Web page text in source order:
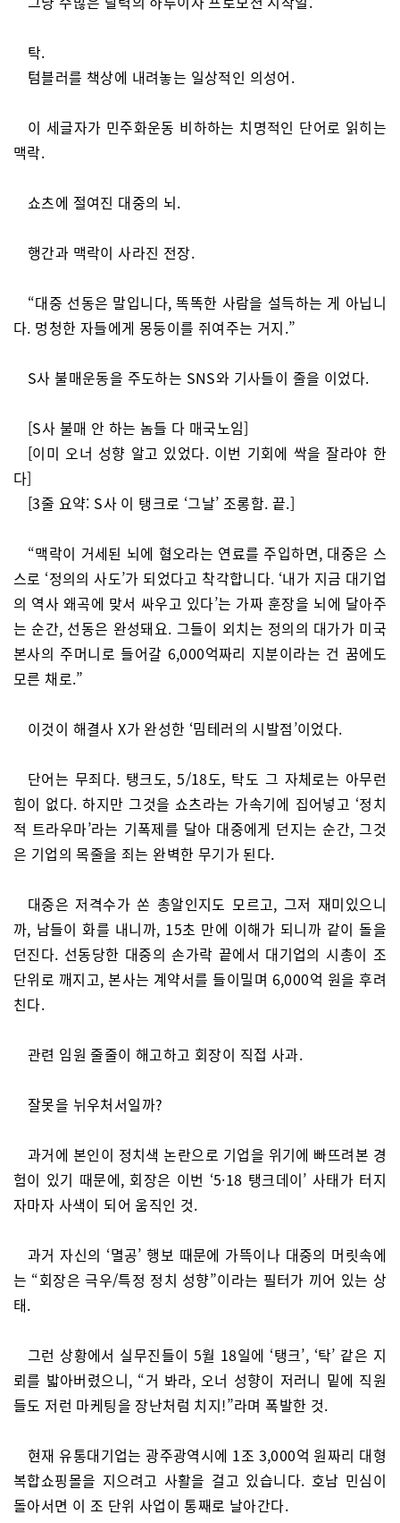
탁.
텀블러를 책상에 내려놓는 일상적인 의성어.
이 세글자가 민주화운동 비하하는 치명적인 단어로 읽히는
맥락.
쇼츠에 절여진 대중의 뇌.
행간과 맥락이 사라진 전장.
“대중 선동은 말입니다, 똑똑한 사람을 설득하는 게 아닙니
다. 멍청한 자들에게 몽둥이를 쥐여주는 거지.”
S사 불매운동을 주도하는 SNS와 기사들이 줄을 이었다.
[S사 불매 안 하는 놈들 다 매국노임]
[이미 오너 성향 알고 있었다. 이번 기회에 싹을 잘라야 한
다]
[3줄 요약: S사 이 탱크로 ‘그날’ 조롱함. 끝.]
“맥락이 거세된 뇌에 혐오라는 연료를 주입하면, 대중은 스
스로 ‘정의의 사도’가 되었다고 착각합니다. ‘내가 지금 대기업
의 역사 왜곡에 맞서 싸우고 있다’는 가짜 훈장을 뇌에 달아주
는 순간, 선동은 완성돼요. 그들이 외치는 정의의 대가가 미국
본사의 주머니로 들어갈 6,000억짜리 지분이라는 건 꿈에도
모른 채로.”
이것이 해결사 X가 완성한 ‘밈테러의 시발점’이었다.
단어는 무죄다. 탱크도, 5/18도, 탁도 그 자체로는 아무런
힘이 없다. 하지만 그것을 쇼츠라는 가속기에 집어넣고 ‘정치
적 트라우마’라는 기폭제를 달아 대중에게 던지는 순간, 그것
은 기업의 목줄을 죄는 완벽한 무기가 된다.
대중은 저격수가 쏜 총알인지도 모르고, 그저 재미있으니
까, 남들이 화를 내니까, 15초 만에 이해가 되니까 같이 돌을
던진다. 선동당한 대중의 손가락 끝에서 대기업의 시총이 조
단위로 깨지고, 본사는 계약서를 들이밀며 6,000억 원을 후려
친다.
관련 임원 줄줄이 해고하고 회장이 직접 사과.
잘못을 뉘우처서일까?
과거에 본인이 정치색 논란으로 기업을 위기에 빠뜨려본 경
험이 있기 때문에, 회장은 이번 ‘5·18 탱크데이’ 사태가 터지
자마자 사색이 되어 움직인 것.
과거 자신의 ‘멸공’ 행보 때문에 가뜩이나 대중의 머릿속에
는 “회장은 극우/특정 정치 성향”이라는 필터가 끼어 있는 상
태.
그런 상황에서 실무진들이 5월 18일에 ‘탱크’, ‘탁’ 같은 지
뢰를 밟아버렸으니, “거 봐라, 오너 성향이 저러니 밑에 직원
들도 저런 마케팅을 장난처럼 치지!”라며 폭발한 것.
현재 유통대기업는 광주광역시에 1조 3,000억 원짜리 대형
복합쇼핑몰을 지으려고 사활을 걸고 있습니다. 호남 민심이
돌아서면 이 조 단위 사업이 통째로 날아간다.